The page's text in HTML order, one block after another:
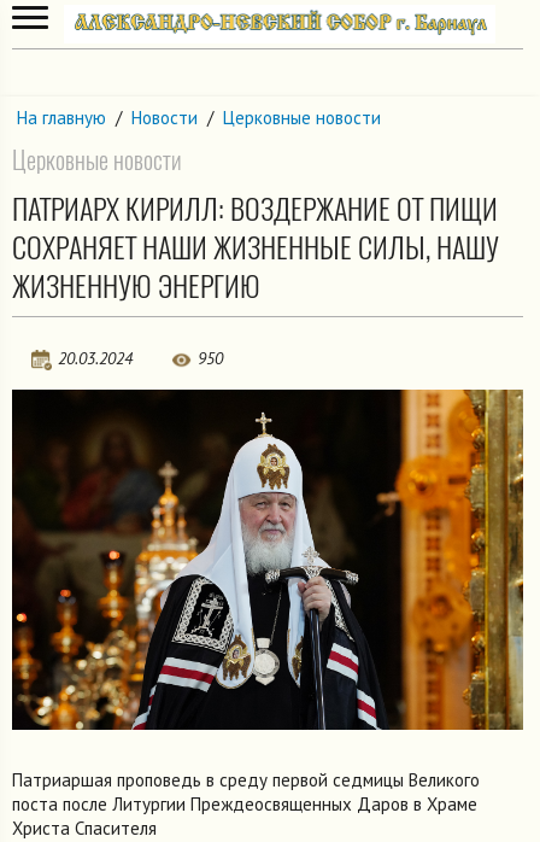
На главную / Новости / Церковные новости
Церковные новости
ПАТРИАРХ КИРИЛЛ: ВОЗДЕРЖАНИЕ ОТ ПИЩИ
СОХРАНЯЕТ НАШИ ЖИЗНЕННЫЕ СИЛЫ, НАШУ
ЖИЗНЕННУЮ ЭНЕРГИЮ
20.03.2024 950
Патриаршая проповедь в среду первой седмицы Великого
поста после Литургии Преждеосвященных Даров в Храме
Христа Спасителя